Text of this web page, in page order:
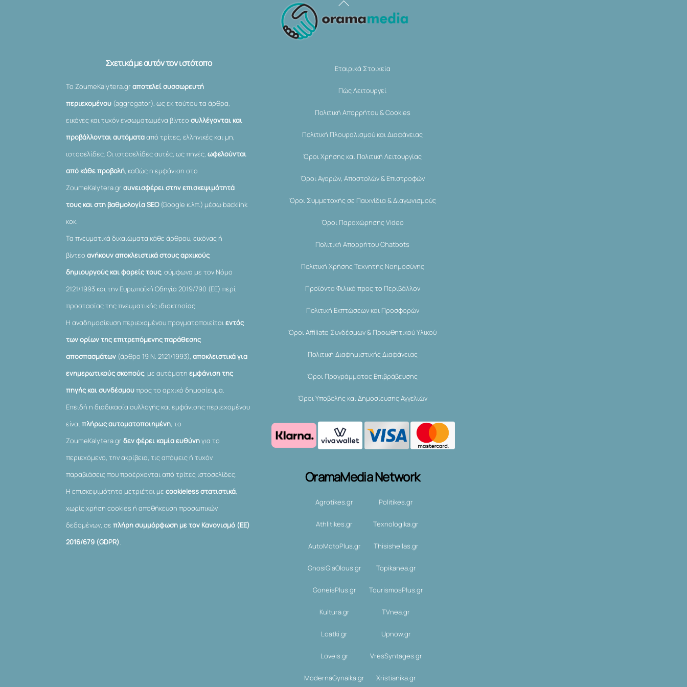
Back
To
Σχετικά με αυτόν τον ιστότοπο
Το ZoumeKalytera.grαποτελεί συσσωρευτή
περιεχομένου (aggregator), ως εκ τούτου τα άρθρα,
εικόνες και τυχόν ενσωματωμένα βίντεοσυλλέγονται και
προβάλλονται αυτόματααπό τρίτες, ελληνικές και μη,
ιστοσελίδες. Οι ιστοσελίδες αυτές, ως πηγές,ωφελούνται
από κάθε προβολή, καθώς η εμφάνιση στο
ZoumeKalytera.gr συνεισφέρει στην επισκεψιμότητά
τους και στη βαθμολογία SEO(Google κ.λπ.) μέσω backlink
κοκ.
Τα πνευματικά δικαιώματα κάθε άρθρου, εικόνας ή
βίντεοανήκουν αποκλειστικά στους αρχικούς
δημιουργούς και φορείς τους, σύμφωνα με τον Νόμο
2121/1993 και την Ευρωπαϊκή Οδηγία 2019/790 (ΕΕ) περί
προστασίας της πνευματικής ιδιοκτησίας.
Η αναδημοσίευση περιεχομένου πραγματοποιείταιεντός
των ορίων της επιτρεπόμενης παράθεσης
αποσπασμάτων (άρθρο 19 Ν. 2121/1993), αποκλειστικά για
ενημερωτικούς σκοπούς, με αυτόματηεμφάνιση της
πηγής και συνδέσμουπρος το αρχικό δημοσίευμα.
Επειδή η διαδικασία συλλογής και εμφάνισης περιεχομένου
είναιπλήρως αυτοματοποιημένη, το
ZoumeKalytera.grδεν φέρει καμία ευθύνηγια το
περιεχόμενο, την ακρίβεια, τις απόψεις ή τυχόν
παραβιάσεις που προέρχονται από τρίτες ιστοσελίδες.
Η επισκεψιμότητα μετριέται μεcookieless στατιστικά,
χωρίς χρήση cookies ή αποθήκευση προσωπικών
δεδομένων, σεπλήρη συμμόρφωση με τον Κανονισμό (ΕΕ)
2016/679 (GDPR).
Εταιρικά Στοιχεία
Πώς Λειτουργεί
Πολιτική Απορρήτου & Cookies
Πολιτική Πλουραλισμού και Διαφάνειας
Όροι Χρήσης και Πολιτική Λειτουργίας
Όροι Αγορών, Αποστολών & Επιστροφών
Όροι Συμμετοχής σε Παιχνίδια & Διαγωνισμούς
Όροι Παραχώρησης Video
Πολιτική Απορρήτου Chatbots
Πολιτική Χρήσης Τεχνητής Νοημοσύνης
Προϊόντα Φιλικά προς το Περιβάλλον
Πολιτική Εκπτώσεων και Προσφορών
Όροι Affiliate Συνδέσμων & Προωθητικού Υλικού
Πολιτική Διαφημιστικής Διαφάνειας
Όροι Προγράμματος Επιβράβευσης
Όροι Υποβολής και Δημοσίευσης Αγγελιών
OramaMedia Network
Agrotikes.gr Politikes.gr
Athlitikes.gr Texnologika.gr
AutoMotoPlus.gr Thisishellas.gr
GnosiGiaOlous.gr Topikanea.gr
GoneisPlus.gr TourismosPlus.gr
Kultura.gr TVnea.gr
Loatki.gr Upnow.gr
Loveis.gr VresSyntages.gr
ModernaGynaika.gr Xristianika.gr